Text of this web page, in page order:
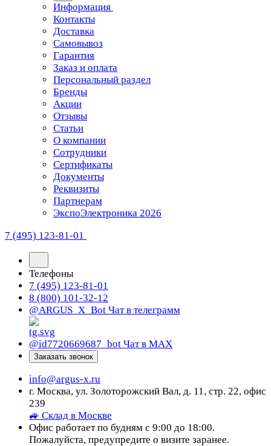
Информация
Контакты
Доставка
Самовывоз
Гарантия
Заказ и оплата
Персональный раздел
Бренды
Акции
Отзывы
Статьи
О компании
Сотрудники
Сертификаты
Документы
Реквизиты
Партнерам
ЭкспоЭлектроника 2026
7 (495) 123-81-01
Телефоны
7 (495) 123-81-01
8 (800) 101-32-12
@ARGUS_X_Bot Чат в телеграмм
@id7720669687_bot Чат в МАХ
Заказать звонок
info@argus-x.ru
г. Москва, ул. Золоторожский Вал, д. 11, стр. 22, офис
239
🚙 Склад в Москве
Офис работает по будням с 9:00 до 18:00.
Пожалуйста, предупредите о визите заранее.